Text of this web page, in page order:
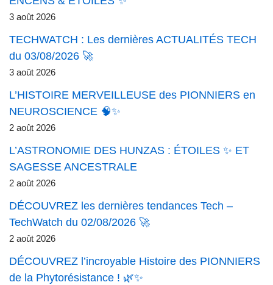
3 août 2026
TECHWATCH : Les dernières ACTUALITÉS TECH
du 03/08/2026 🚀
3 août 2026
L’HISTOIRE MERVEILLEUSE des PIONNIERS en
NEUROSCIENCE 🧠✨
2 août 2026
L’ASTRONOMIE DES HUNZAS : ÉTOILES ✨ ET
SAGESSE ANCESTRALE
2 août 2026
DÉCOUVREZ les dernières tendances Tech –
TechWatch du 02/08/2026 🚀
2 août 2026
DÉCOUVREZ l’incroyable Histoire des PIONNIERS
de la Phytorésistance ! 🌿✨